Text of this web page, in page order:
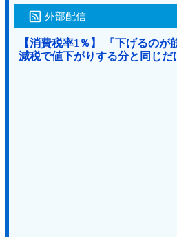
外部配信
【消費税率1％】 「下げるの
減税で値下がりする分と同じ
価格を変えない店も